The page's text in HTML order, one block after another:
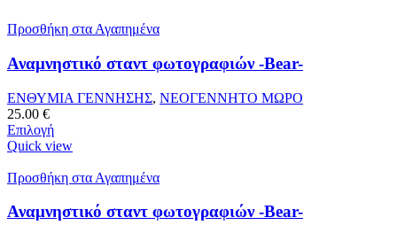
Προσθήκη στα Αγαπημένα
Αναμνηστικό σταντ φωτογραφιών -Bear-
ΕΝΘΥΜΙΑ ΓΕΝΝΗΣΗΣ, ΝΕΟΓΕΝΝΗΤΟ ΜΩΡΟ
25.00 €
Επιλογή
Quick view
Προσθήκη στα Αγαπημένα
Αναμνηστικό σταντ φωτογραφιών -Bear-